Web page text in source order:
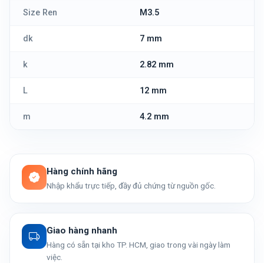
Size Ren M3.5
dk 7 mm
k 2.82 mm
L 12 mm
m 4.2 mm
Hàng chính hãng
Nhập khẩu trực tiếp, đầy đủ chứng từ nguồn gốc.
Giao hàng nhanh
Hàng có sẵn tại kho TP. HCM, giao trong vài ngày làm
việc.